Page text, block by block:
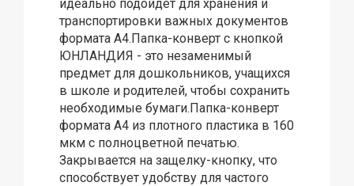
идеально подойдет для хранения и
транспортировки важных документов
формата А4.Папка-конверт с кнопкой
ЮНЛАНДИЯ - это незаменимый
предмет для дошкольников, учащихся
в школе и родителей, чтобы сохранить
необходимые бумаги.Папка-конверт
формата А4 из плотного пластика в 160
мкм с полноцветной печатью.
Закрывается на защелку-кнопку, что
способствует удобству для частого